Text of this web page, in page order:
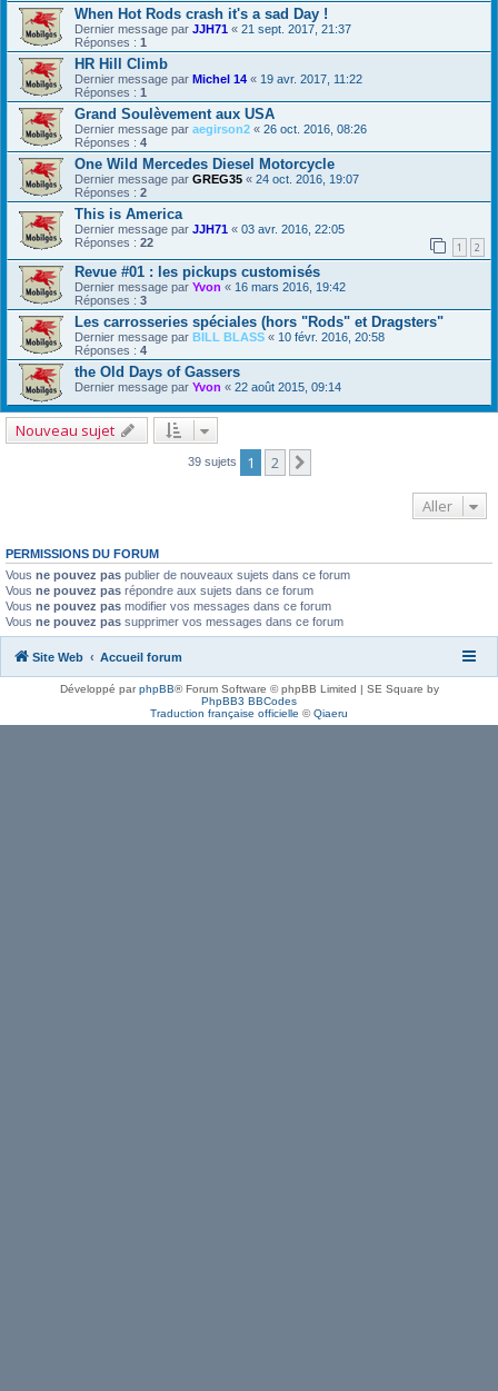
When Hot Rods crash it's a sad Day !
Dernier message par JJH71 « 21 sept. 2017, 21:37
Réponses : 1
HR Hill Climb
Dernier message par Michel 14 « 19 avr. 2017, 11:22
Réponses : 1
Grand Soulèvement aux USA
Dernier message par aegirson2 « 26 oct. 2016, 08:26
Réponses : 4
One Wild Mercedes Diesel Motorcycle
Dernier message par GREG35 « 24 oct. 2016, 19:07
Réponses : 2
This is America
Dernier message par JJH71 « 03 avr. 2016, 22:05
Réponses : 22 1 2
Revue #01 : les pickups customisés
Dernier message par Yvon « 16 mars 2016, 19:42
Réponses : 3
Les carrosseries spéciales (hors "Rods" et Dragsters"
Dernier message par BILL BLASS « 10 févr. 2016, 20:58
Réponses : 4
the Old Days of Gassers
Dernier message par Yvon « 22 août 2015, 09:14
Nouveau sujet
39 sujets 1 2
Aller
PERMISSIONS DU FORUM
Vous ne pouvez pas publier de nouveaux sujets dans ce forum
Vous ne pouvez pas répondre aux sujets dans ce forum
Vous ne pouvez pas modifier vos messages dans ce forum
Vous ne pouvez pas supprimer vos messages dans ce forum
Site Web Accueil forum
Développé parphpBB® Forum Software © phpBB Limited | SE Square by
PhpBB3 BBCodes
Traduction française officielle ©Qiaeru